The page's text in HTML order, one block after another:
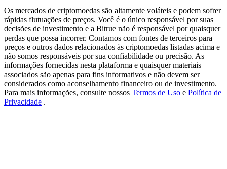
Register & Trade to Win 500,000 USDT
Precious Metals Trading Carnival
Trade Gold & Silver · 33,333 USDT Bonus
Os mercados de criptomoedas são altamente voláteis e podem sofrer
rápidas flutuações de preços. Você é o único responsável por suas
decisões de investimento e a Bitrue não é responsável por quaisquer
perdas que possa incorrer. Contamos com fontes de terceiros para
preços e outros dados relacionados às criptomoedas listadas acima e
não somos responsáveis por sua confiabilidade ou precisão. As
informações fornecidas nesta plataforma e quaisquer materiais
associados são apenas para fins informativos e não devem ser
considerados como aconselhamento financeiro ou de investimento.
Para mais informações, consulte nossos Termos de Uso e Política de
Privacidade .